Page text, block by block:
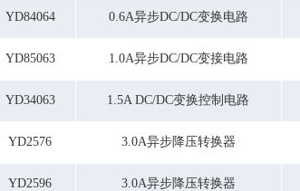
YD84064 0.6A异步DC/DC变换电路
YD85063 1.0A异步DC/DC变接电路
YD34063 1.5A DC/DC变换控制电路
YD2576 3.0A异步降压转换器
YD2596 3.0A异步降压转换器